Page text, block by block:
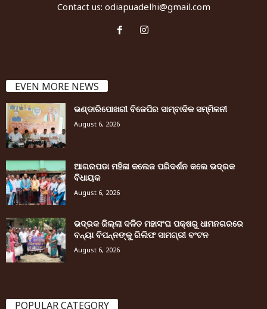
Contact us: odiapuadelhi@gmail.com
EVEN MORE NEWS
ଭଣ୍ଡାରିପୋଖରୀ ବିଜେପିର ସାମ୍ବାଦିକ ସମ୍ମିଳନୀ
August 6, 2026
ଆଗରପଡା ମହିଳା କଲେଜ ପରିଦର୍ଶନ କଲେ ଭଦ୍ରକ
ବିଧାୟକ
August 6, 2026
ଭଦ୍ରକ ଜିଲ୍ଲା ଦଳିତ ମହାସଂଘ ପକ୍ଷରୁ ଧାମନଗରରେ
ବନ୍ୟା ବିପନ୍ନଙ୍କୁ ରିଲିଫ ସାମଗ୍ରୀ ବଂଟନ
August 6, 2026
POPULAR CATEGORY